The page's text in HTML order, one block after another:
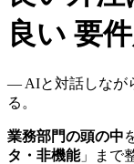
良い 要
— AIと対話しなが
る。
業務部門の頭の中
タ・非機能」まで